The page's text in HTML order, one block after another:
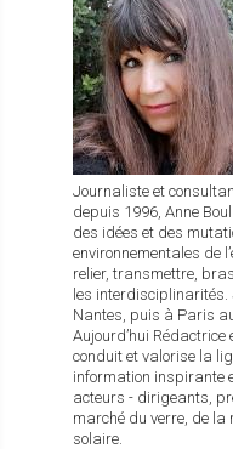
Journaliste et
depuis 1996, Anne
des idées et des
environnementales de
relier, transmettre,
les interdisciplinarités.
Nantes, puis à Paris
Aujourd’hui
conduit et valorise la
information inspirante
acteurs - dirigeants,
marché du verre, de la
solaire.